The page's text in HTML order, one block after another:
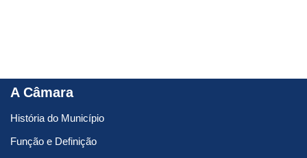
A Câmara
História do Município
Função e Definição